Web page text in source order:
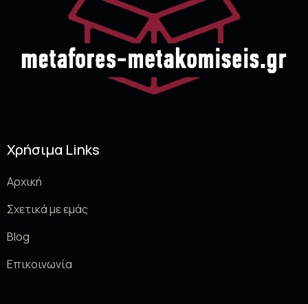
Χρήσιμα Links
Αρχική
Σχετικά με εμάς
Blog
Επικοινωνία